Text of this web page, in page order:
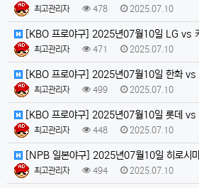
최고관리자 478 2025.07.10
[KBO 프로야구] 2025년07월10일 LG vs
최고관리자 471 2025.07.10
[KBO 프로야구] 2025년07월10일 한화
최고관리자 499 2025.07.10
[KBO 프로야구] 2025년07월10일 롯데
최고관리자 448 2025.07.10
[NPB 일본야구] 2025년07월10일 히로시
최고관리자 494 2025.07.10